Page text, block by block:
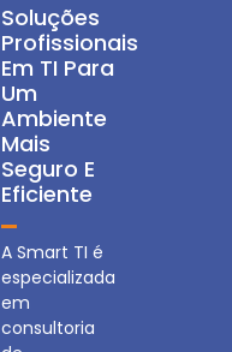
Soluções
Profissionais
Em TI Para
Um
Ambiente
Mais
Seguro E
Eficiente
A Smart TI é
especializada
em
consultoria